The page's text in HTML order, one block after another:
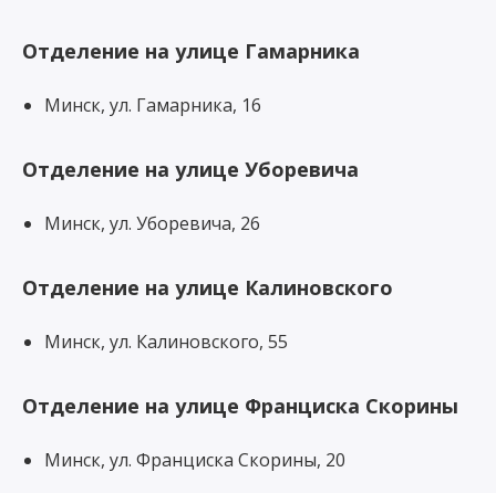
Отделение на улице Гамарника
Минск, ул. Гамарника, 16
Отделение на улице Уборевича
Минск, ул. Уборевича, 26
Отделение на улице Калиновского
Минск, ул. Калиновского, 55
Отделение на улице Франциска Скорины
Минск, ул. Франциска Скорины, 20